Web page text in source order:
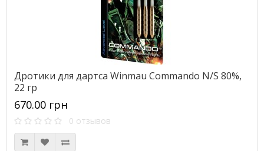
Дротики для дартса Winmau Commando N/S 80%,
22 гр
670.00 грн
0 отзывов